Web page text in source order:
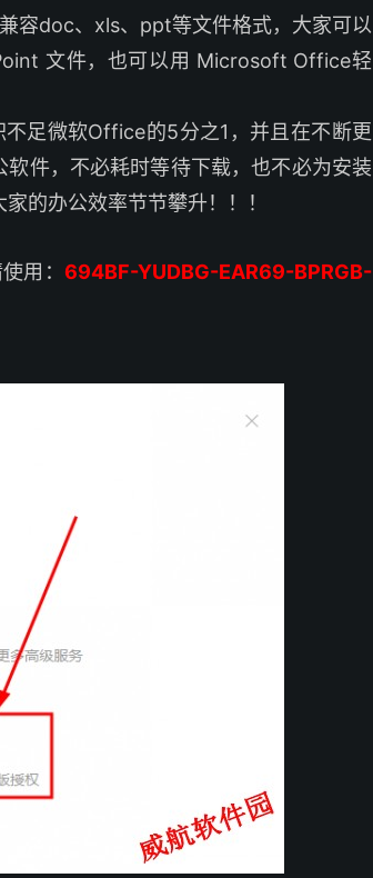
容doc、xls、ppt等文件格式，大家可以
文件，也可以用 Microsoft Office轻
足微软Office的5分之1，并且在不断更
件，不必耗时等待下载，也不必为安装
的办公效率节节攀升！！！
用：694BF-YUDBG-EAR69-BPRGB-